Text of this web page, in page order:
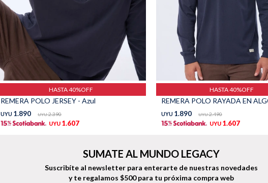
HASTA 40%OFF
REMERA POLO JERSEY - Azul
UYU 1.890 UYU 2.390
UYU 1.607
HASTA 40%OFF
UYU 1.890 UYU 2.490
UYU 1.607
SUMATE AL MUNDO LEGACY
Suscribíte al newsletter para enterarte de nuestras novedades
y te regalamos $500 para tu próxima compra web